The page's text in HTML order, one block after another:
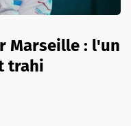
Marseille : l'un
trahi